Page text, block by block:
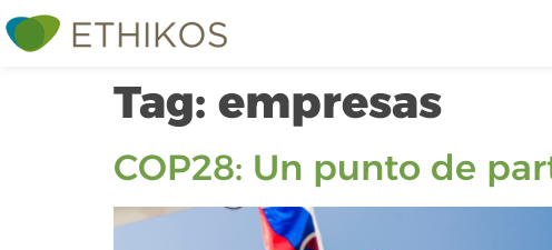
Tag: empresas
COP28: Un punto de